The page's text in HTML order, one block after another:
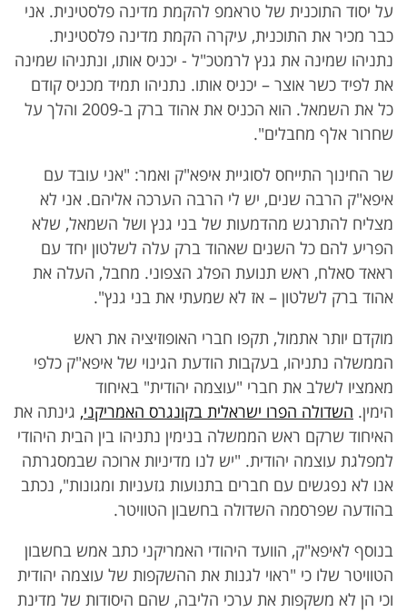
על יסוד התוכנית של טראמפ להקמת מדינה פלסטינית. אני
כבר מכיר את התוכנית, עיקרה הקמת מדינה פלסטינית.
נתניהו שמינה את גנץ לרמטכ"ל - יכניס אותו, ונתניהו שמינה
את לפיד כשר אוצר – יכניס אותו. נתניהו תמיד מכניס קודם
כל את השמאל. הוא הכניס את אהוד ברק ב-2009 והלך על
שחרור אלף מחבלים".
שר החינוך התייחס לסוגיית איפא"ק ואמר: "אני עובד עם
איפא"ק הרבה שנים, יש לי הרבה הערכה אליהם. אני לא
מצליח להתרגש מהדמעות של בני גנץ ושל השמאל, שלא
הפריע להם כל השנים שאהוד ברק עלה לשלטון יחד עם
ראאד סאלח, ראש תנועת הפלג הצפוני. מחבל, העלה את
אהוד ברק לשלטון – אז לא שמעתי את בני גנץ".
מוקדם יותר אתמול, תקפו חברי האופוזיציה את ראש
הממשלה נתניהו, בעקבות הודעת הגינוי של איפא"ק כלפי
מאמציו לשלב את חברי "עוצמה יהודית" באיחוד
הימין. השדולה הפרו ישראלית בקונגרס האמריקני, גינתה את
האיחוד שרקם ראש הממשלה בנימין נתניהו בין הבית היהודי
למפלגת עוצמה יהודית. "יש לנו מדיניות ארוכה שבמסגרתה
אנו לא נפגשים עם חברים בתנועות גזעניות ומגונות", נכתב
בהודעה שפרסמה השדולה בחשבון הטוויטר.
בנוסף לאיפא"ק, הוועד היהודי האמריקני כתב אמש בחשבון
הטוויטר שלו כי "ראוי לגנות את ההשקפות של עוצמה יהודית
וכי הן לא משקפות את ערכי הליבה, שהם היסודות של מדינת